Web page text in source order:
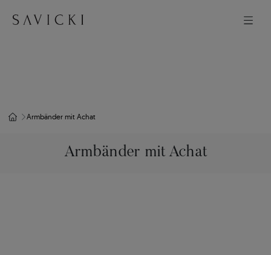
Armbänder mit Achat
Armbänder mit Achat